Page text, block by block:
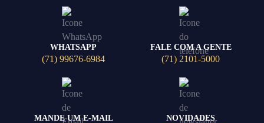
WHATSAPP
(71) 99676-6984
FALE COM A GENTE
(71) 2101-5000
MANDE UM E-MAIL NOVIDADES